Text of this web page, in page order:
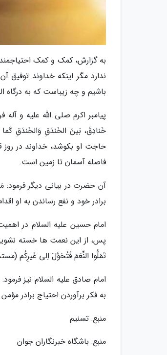
به گزارش، کمک و کمک
ندارد مگر اینکه خداوند توفیق
باشیم و چه زیباست که به درگاه
پیامبر اکرم صلی الله علیه و
خَنادِقَ، بَینَ الخَندَقِ وَالخَندَقِ
حاجت او بکوشد، خداوند در
فاصله آسمان تا زمین است.
آن حضرت در بیانی دیگر
برادر خود و نفع رساندن به او
امام حسین علیه السلام در
پس، از این نعمت ها خسته نشوید
تَمَلُّوا النِّعَمَ فَتُحَوَّلَ اِلی غَیرِکُم (مستدرک
امام صادق علیه السلام نیز
به فکر برآوردن احتیاج برادر
منبع: تسنیم
منبع: باشگاه خبرنگاران جوان